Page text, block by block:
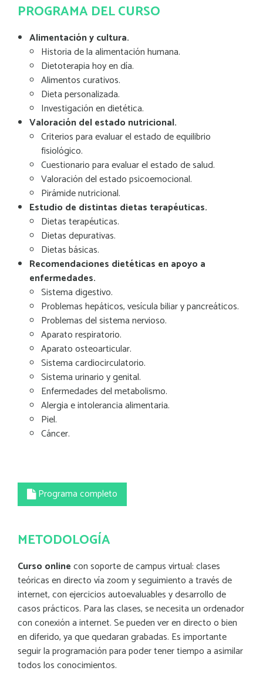
PROGRAMA DEL CURSO
Alimentación y cultura.
Historia de la alimentación humana.
Dietoterapia hoy en día.
Alimentos curativos.
Dieta personalizada.
Investigación en dietética.
Valoración del estado nutricional.
Criterios para evaluar el estado de equilibrio
fisiológico.
Cuestionario para evaluar el estado de salud.
Valoración del estado psicoemocional.
Pirámide nutricional.
Estudio de distintas dietas terapéuticas.
Dietas terapéuticas.
Dietas depurativas.
Dietas básicas.
Recomendaciones dietéticas en apoyo a
enfermedades.
Sistema digestivo.
Problemas hepáticos, vesícula biliar y pancreáticos.
Problemas del sistema nervioso.
Aparato respiratorio.
Aparato osteoarticular.
Sistema cardiocirculatorio.
Sistema urinario y genital.
Enfermedades del metabolismo.
Alergia e intolerancia alimentaria.
Piel.
Cáncer.
Programa completo
METODOLOGÍA
Curso onlinecon soporte de campus virtual: clases
teóricas en directo vía zoom y seguimiento a través de
internet, con ejercicios autoevaluables y desarrollo de
casos prácticos. Para las clases, se necesita un ordenador
con conexión a internet. Se pueden ver en directo o bien
en diferido, ya que quedaran grabadas. Es importante
seguir la programación para poder tener tiempo a asimilar
todos los conocimientos.